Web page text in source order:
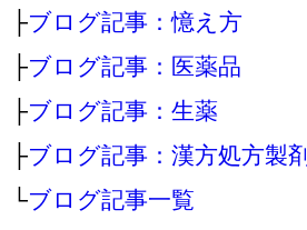
├ブログ記事：憶え方
├ブログ記事：医薬品
├ブログ記事：生薬
├ブログ記事：漢方処方製剤
└ブログ記事一覧